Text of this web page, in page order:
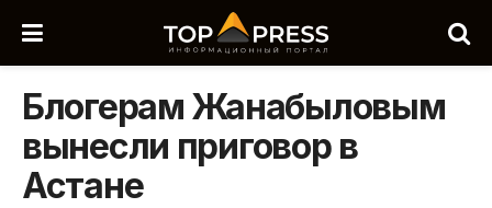
Блогерам Жанабыловым
вынесли приговор в
Астане